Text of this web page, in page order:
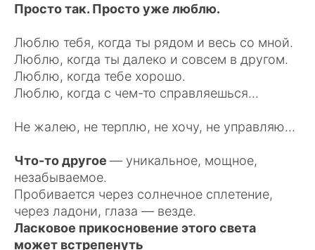
Просто так. Просто уже люблю.
Люблю тебя, когда ты рядом и весь со мной.
Люблю, когда ты далеко и совсем в другом.
Люблю, когда тебе хорошо.
Люблю, когда с чем-то справляешься...
Не жалею, не терплю, не хочу, не управляю...
Что-то другое — уникальное, мощное,
незабываемое.
Пробивается через солнечное сплетение,
через ладони, глаза — везде.
Ласковое прикосновение этого света
может встрепенуть